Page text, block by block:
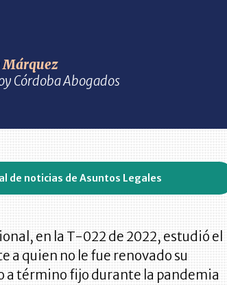
Córdoba Abogados
de noticias de Asuntos Legales
en la T-022 de 2022, estudió el
a quien no le fue renovado su
a término fijo durante la pandemia